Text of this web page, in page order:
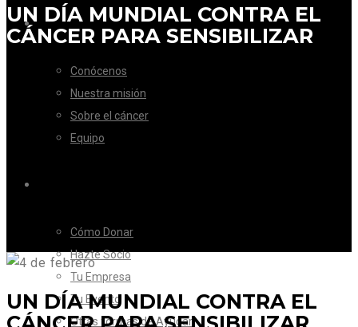
LA FUNDACIÓN
Conócenos
Nuestra misión
Sobre el cáncer
Equipo
Cómo Donar
Hazte Socio
Tu Empresa
Tu Evento
Otras formas de Ayudar
UN DÍA MUNDIAL CONTRA EL
CÁNCER PARA SENSIBILIZAR
UN DÍA MUNDIAL CONTRA EL